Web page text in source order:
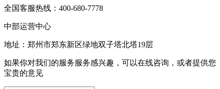
全国客服热线：400-680-7778
中部运营中心
地址：郑州市郑东新区绿地双子塔北塔19层
如果你对我们的服务服务感兴趣，可以在线咨询，或者提供您
宝贵的意见